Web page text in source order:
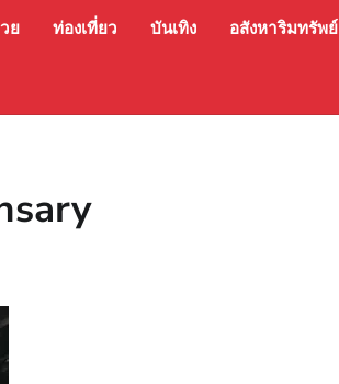
ย ท่องเที่ยว บันเทิง อสังหาริมทรัพย์